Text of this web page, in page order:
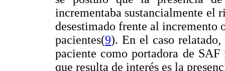
incrementaba sustancialmente el
desestimado frente al incremento
pacientes(9). En el caso
paciente como portadora de
que resulta de interés es la